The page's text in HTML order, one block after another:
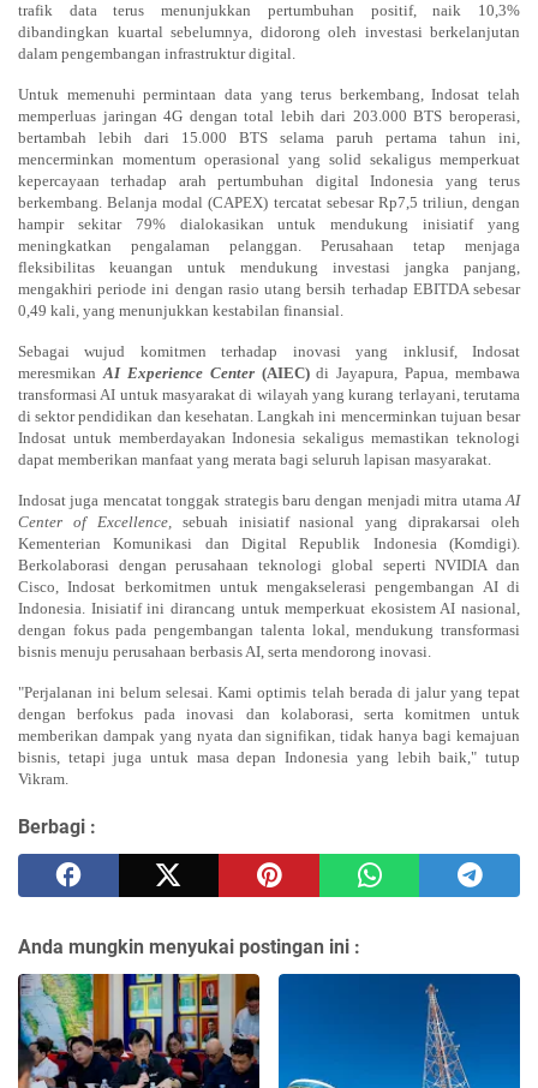
trafik data terus menunjukkan pertumbuhan positif, naik 10,3%
dibandingkan kuartal sebelumnya, didorong oleh investasi berkelanjutan
dalam pengembangan infrastruktur digital.
Untuk memenuhi permintaan data yang terus berkembang, Indosat telah
memperluas jaringan 4G dengan total lebih dari 203.000 BTS beroperasi,
bertambah lebih dari 15.000 BTS selama paruh pertama tahun ini,
mencerminkan momentum operasional yang solid sekaligus memperkuat
kepercayaan terhadap arah pertumbuhan digital Indonesia yang terus
berkembang. Belanja modal (CAPEX) tercatat sebesar Rp7,5 triliun, dengan
hampir sekitar 79% dialokasikan untuk mendukunginisiatif yang
meningkatkan pengalaman pelanggan. Perusahaan tetap menjaga
fleksibilitas keuangan untuk mendukung investasi jangka panjang,
mengakhiri periode ini dengan rasio utang bersih terhadap EBITDA sebesar
0,49 kali, yang menunjukkan kestabilan finansial.
Sebagai wujud komitmen terhadap inovasi yang inklusif, Indosat
meresmikanAI Experience Center (AIEC)di Jayapura, Papua, membawa
transformasi AI untuk masyarakat di wilayah yang kurang terlayani, terutama
di sektor pendidikan dan kesehatan. Langkah ini mencerminkan tujuan besar
Indosat untuk memberdayakan Indonesia sekaligus memastikan teknologi
dapat memberikan manfaat yang merata bagi seluruh lapisan masyarakat.
Indosat juga mencatat tonggak strategis baru dengan menjadi mitra utamaAI
Center of Excellence,sebuah inisiatif nasional yang diprakarsai oleh
Kementerian Komunikasi dan Digital Republik Indonesia (Komdigi).
Berkolaborasi dengan perusahaan teknologi global seperti NVIDIA dan
Cisco, Indosat berkomitmen untuk mengakselerasi pengembangan AI di
Indonesia. Inisiatif ini dirancang untuk memperkuat ekosistem AI nasional,
dengan fokus pada pengembangan talenta lokal, mendukung transformasi
bisnis menuju perusahaan berbasis AI, serta mendorong inovasi.
"Perjalanan ini belum selesai. Kami optimis telah berada di jalur yang tepat
dengan berfokus pada inovasi dan kolaborasi, serta komitmen untuk
memberikan dampak yang nyata dan signifikan, tidak hanya bagi kemajuan
bisnis, tetapi juga untuk masa depan Indonesia yang lebih baik," tutup
Vikram.
Berbagi :
Anda mungkin menyukai postingan ini :